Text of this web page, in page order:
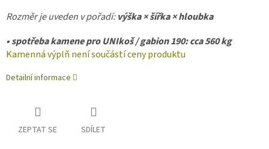
Rozměr je uveden v pořadí:výška × šířka × hloubka
• spotřeba kamene pro UNIkoš / gabion 190: cca 560 kg
Kamenná výplň není součástí ceny produktu
Detailní informace
ZEPTAT SE SDÍLET